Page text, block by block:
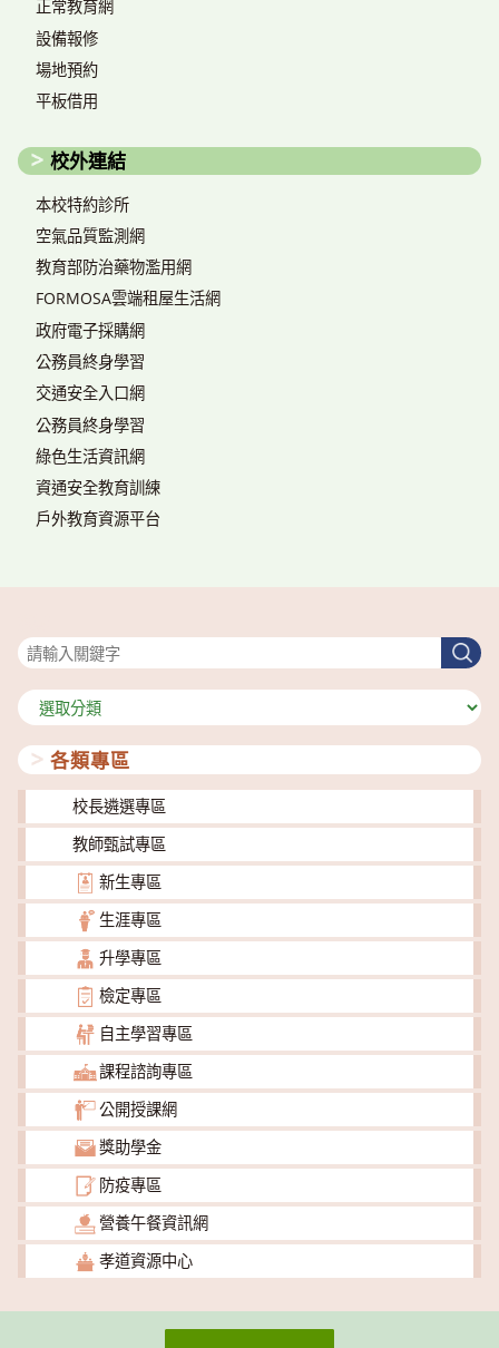
正常教育網
設備報修
場地預約
平板借用
校外連結
本校特約診所
空氣品質監測網
教育部防治藥物濫用網
FORMOSA雲端租屋生活網
政府電子採購網
公務員終身學習
交通安全入口網
公務員終身學習
綠色生活資訊網
資通安全教育訓練
戶外教育資源平台
搜
尋
分
類
各類專區
校長遴選專區
教師甄試專區
新生專區
生涯專區
升學專區
檢定專區
自主學習專區
課程諮詢專區
公開授課網
獎助學金
防疫專區
營養午餐資訊網
孝道資源中心